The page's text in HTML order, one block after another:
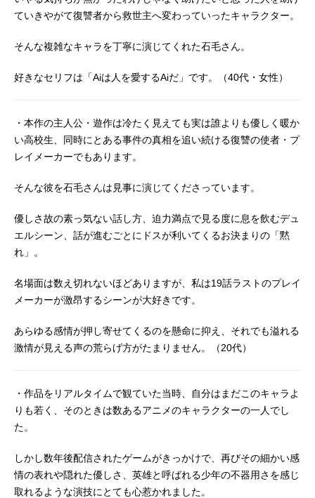
ていきやがて復讐者から救世主へ変わっていったキャラクター。
そんな複雑なキャラを丁寧に演じてくれた石毛さん。
好きなセリフは「Aiは人を愛するAiだ」です。（40代・女性）
・本作の主人公・遊作は冷たく見えても実は誰よりも優しく暖か
い高校生、同時にとある事件の真相を追い続ける復讐の使者・プ
レイメーカーでもあります。
そんな彼を石毛さんは見事に演じてくださっています。
優しさ故の素っ気ない話し方、迫力満点で見る度に息を飲むデュ
エルシーン、話が進むごとにドスが利いてくるお決まりの「黙
れ」。
名場面は数え切れないほどありますが、私は19話ラストのプレイ
メーカーが激昂するシーンが大好きです。
あらゆる感情が押し寄せてくるのを懸命に抑え、それでも溢れる
激情が見える声の荒らげ方がたまりません。（20代）
・作品をリアルタイムで観ていた当時、自分はまだこのキャラよ
りも若く、そのときは数あるアニメのキャラクターの一人でし
た。
しかし数年後配信されたゲームがきっかけで、再びその細かい感
情の表れや隠れた優しさ、英雄と呼ばれる少年の不器用さを感じ
取れるような演技にとても心惹かれました。